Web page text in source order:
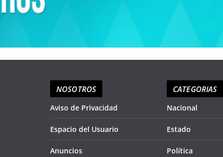
NOSOTROS
Aviso de Privacidad
Espacio del Usuario
Anuncios
CATEGORIAS
Nacional
Estado
Política